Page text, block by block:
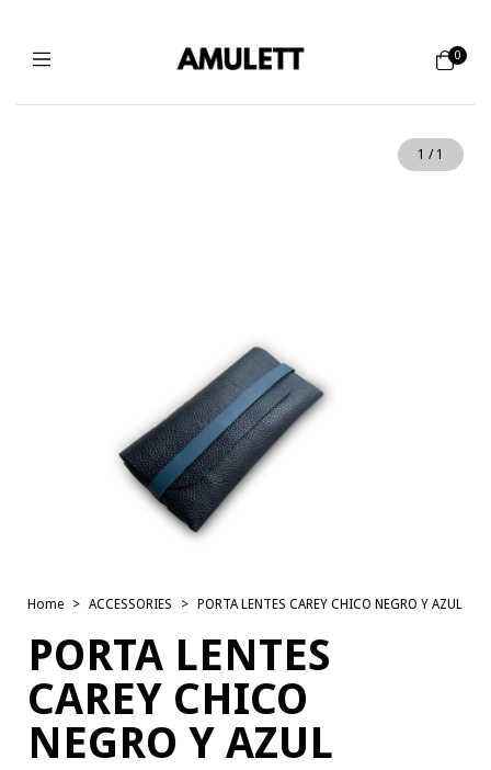
0
1 / 1
Home > ACCESSORIES > PORTA LENTES CAREY CHICO NEGRO Y AZUL
PORTA LENTES
CAREY CHICO
NEGRO Y AZUL